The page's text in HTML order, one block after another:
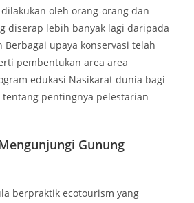
oleh orang-orang dan
diserap lebih banyak lagi daripada
Berbagai upaya konservasi telah
pembentukan area area
edukasi Nasikarat dunia bagi
tentang pentingnya pelestarian
Gunung
berpraktik ecotourism yang